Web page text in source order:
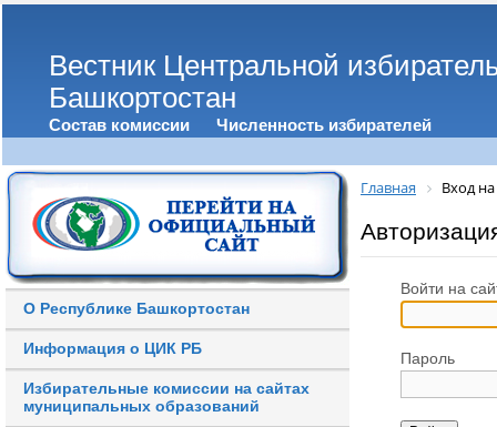
Вестник Центральной
Башкортостан
Состав комиссии Численность избирателей
О Республике Башкортостан
Информация о ЦИК РБ
Избирательные комиссии на сайтах
муниципальных образований
Главная Вход на
Войти на
Пароль